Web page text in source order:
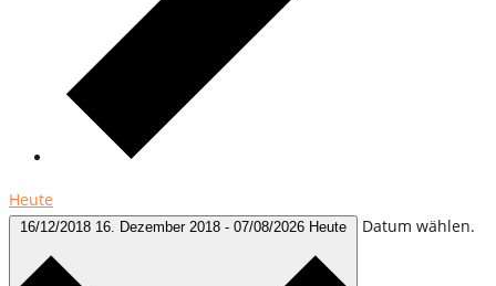
Heute
16/12/2018 16. Dezember 2018 - 07/08/2026 Heute Datum wählen.